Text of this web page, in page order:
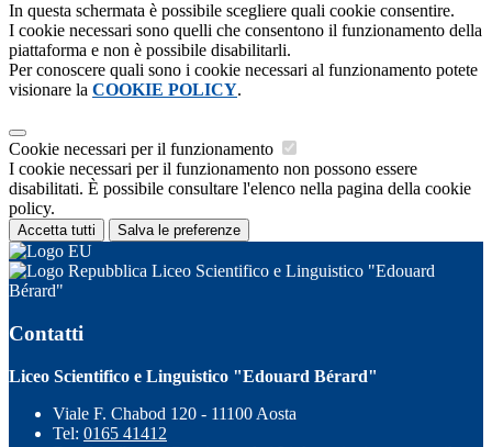
In questa schermata è possibile scegliere quali cookie consentire.
I cookie necessari sono quelli che consentono il funzionamento della
piattaforma e non è possibile disabilitarli.
Per conoscere quali sono i cookie necessari al funzionamento potete
visionare la COOKIE POLICY.
Cookie necessari per il funzionamento
I cookie necessari per il funzionamento non possono essere
disabilitati. È possibile consultare l'elenco nella pagina della cookie
policy.
Accetta tutti Salva le preferenze
Liceo Scientifico e Linguistico "Edouard
Bérard"
Contatti
Liceo Scientifico e Linguistico "Edouard Bérard"
Viale F. Chabod 120 - 11100 Aosta
Tel: 0165 41412